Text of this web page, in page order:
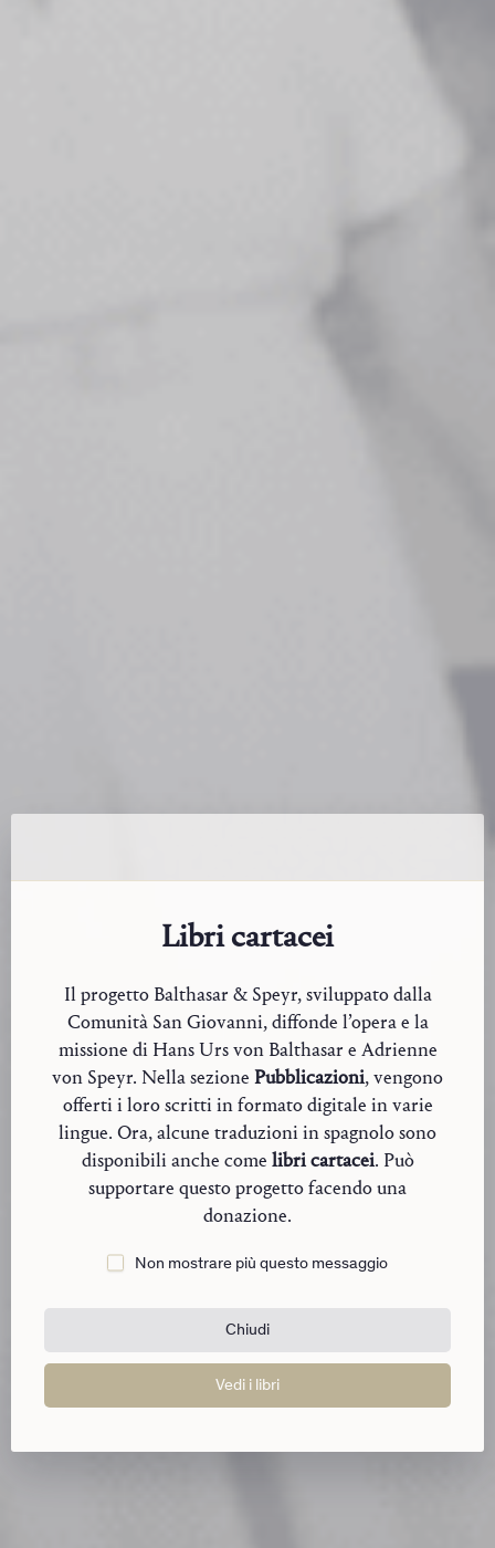
Libri cartacei
Il progetto Balthasar & Speyr, sviluppato dalla
Comunità San Giovanni, diffonde l’opera e la
missione di Hans Urs von Balthasar e Adrienne
von Speyr. Nella sezione Pubblicazioni, vengono
offerti i loro scritti in formato digitale in varie
lingue. Ora, alcune traduzioni in spagnolo sono
disponibili anche come libri cartacei. Può
supportare questo progetto facendo una
donazione.
Non mostrare più questo messaggio
Chiudi
Vedi i libri